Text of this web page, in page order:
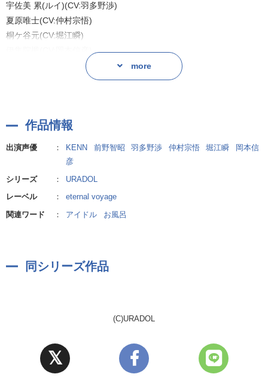
≪ウラ盤収録内容≫
・トラック1 温泉ロケ決行!
・トラック2 飲み会スタート
・トラック3 楽曲「Summer Vacation」
※トラック1、3はURADOL Stage/moving オモテ盤と共通です。
ーーーーーーーーーーーーーーーーーーーーーーーーーーーーーー
【内容紹介】
新人アイドルグループ「SPYAIM(スパイエイム)」
アイドルは、ファンに夢を与える存在だ。
俺たちが夢を見なきゃ、何も始まらないーー。
(とか言って、実は俺たち……絶対にファンに知られてはいけな
宇佐美 累(ルイ)(CV:羽多野渉)
夏原唯士(CV:仲村宗悟)
桐ケ谷元(CV:堀江瞬)
more
作品情報
出演声優 ： KENN 前野智昭 羽多野渉 仲村宗悟 堀江瞬
岡本信
彦
シリーズ
：
URADOL
レーベル
：
eternal voyage
関連ワード
： アイドル お風呂
同シリーズ作品
(C)URADOL